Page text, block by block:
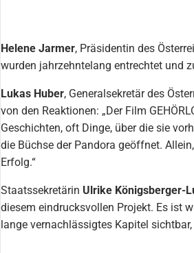
Helene Jarmer, Präsidentin des
wurden jahrzehntelang entrechtet und
Lukas Huber, Generalsekretär des
von den Reaktionen: „Der Film
Geschichten, oft Dinge, über die sie
die Büchse der Pandora geöffnet.
Erfolg.“
Staatssekretärin Ulrike Königsberger-
diesem eindrucksvollen Projekt. Es ist
lange vernachlässigtes Kapitel